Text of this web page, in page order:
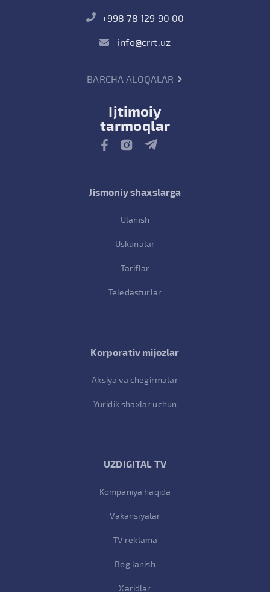
+998 78 129 90 00
info@crrt.uz
BARCHA ALOQALAR
Ijtimoiy
tarmoqlar
Jismoniy shaxslarga
Ulanish
Uskunalar
Tariflar
Teledasturlar
Korporativ mijozlar
Aksiya va chegirmalar
Yuridik shaxlar uchun
UZDIGITAL TV
Kompaniya haqida
Vakansiyalar
TV reklama
Bog'lanish
Xaridlar